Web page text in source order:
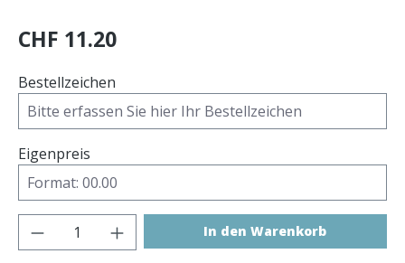
CHF 11.20
Bestellzeichen
Eigenpreis
Produkt Anzahl: Gib den gewünschten
In den Warenkorb